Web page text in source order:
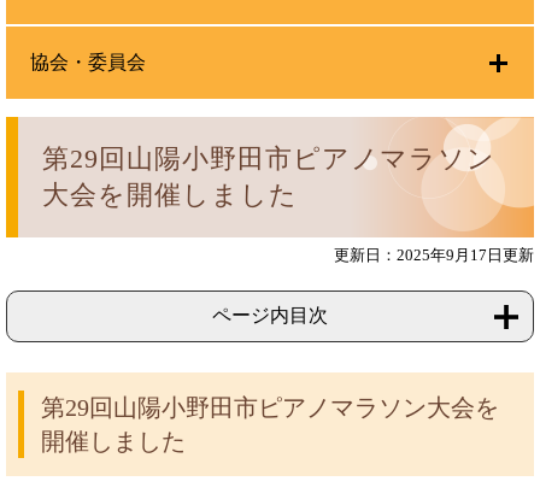
第29回山陽小野田市ピアノマラソン
大会を開催しました
更新日：2025年9月17日更新
ページ内目次
第29回山陽小野田市ピアノマラソン大会を
開催しました
協会・委員会